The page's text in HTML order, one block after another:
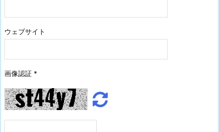
ウェブサイト
画像認証 *